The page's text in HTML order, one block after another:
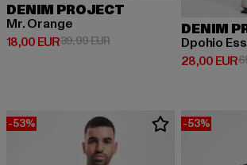
DENIM PROJECT
Mr. Orange
18,00 EUR
Derzeitiger Preis: 18,00 EUR
39,99 EURAktionspreis: 39,99 EUR
DENIM
Dpohio
28,00 EUR
Derzeitiger
-53% -53%